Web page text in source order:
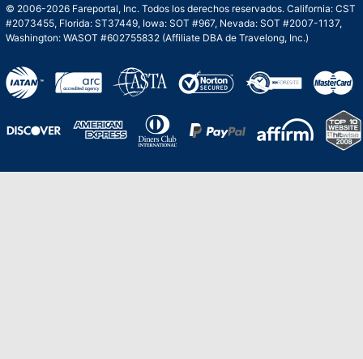
© 2006-2026 Fareportal, Inc. Todos los derechos reservados. California: CST
#2073455, Florida: ST37449, Iowa: SOT #967, Nevada: SOT #2007-1137,
Washington: WASOT #602755832 (Affiliate DBA de Travelong, Inc.)